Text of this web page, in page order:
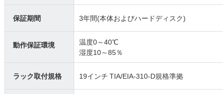
保証期間 3年間(本体およびハードディスク)
動作保証環境
温度0～40℃
湿度10～85％
ラック取付規格 19インチ TIA/EIA-310-D規格準拠